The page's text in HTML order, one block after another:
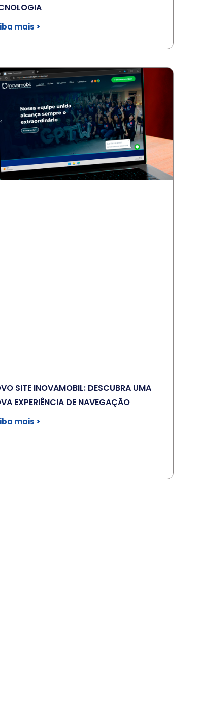
mais >
SITE INOVAMOBIL: DESCUBRA UMA
EXPERIÊNCIA DE NAVEGAÇÃO
mais >